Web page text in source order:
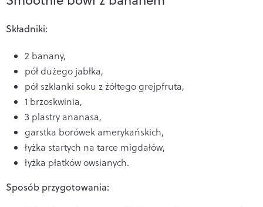
Składniki:
2 banany,
pół dużego jabłka,
pół szklanki soku z żółtego grejpfruta,
1 brzoskwinia,
3 plastry ananasa,
garstka borówek amerykańskich,
łyżka startych na tarce migdałów,
łyżka płatków owsianych.
Sposób przygotowania: